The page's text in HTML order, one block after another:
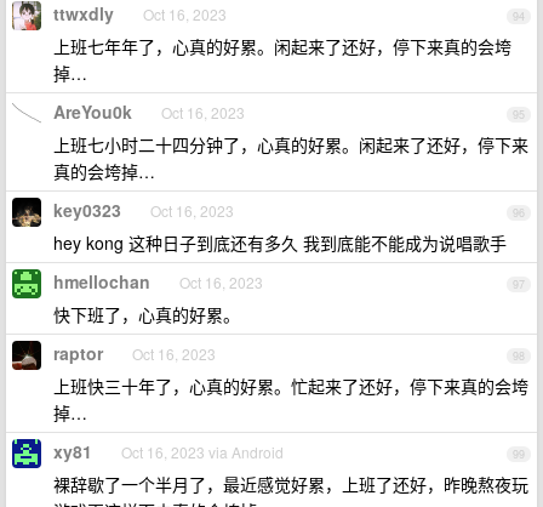
94
ttwxdly Oct 16, 2023
上班七年年了，心真的好累。闲起来了还好，停下来真的会垮
掉…
95
AreYou0k Oct 16, 2023
上班七小时二十四分钟了，心真的好累。闲起来了还好，停下来
真的会垮掉…
96
key0323 Oct 16, 2023
hey kong 这种日子到底还有多久 我到底能不能成为说唱歌手
97
hmellochan Oct 16, 2023
快下班了，心真的好累。
98
raptor Oct 16, 2023
上班快三十年了，心真的好累。忙起来了还好，停下来真的会垮
掉…
99
xy81 Oct 16, 2023 via Android
裸辞歇了一个半月了，最近感觉好累，上班了还好，昨晚熬夜玩